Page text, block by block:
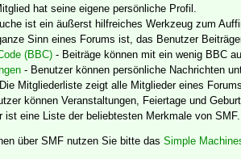
hat seine eigene persönliche Profil.
ist ein äußerst hilfreiches Werkzeug zum
Sinn eines Forums ist, das Benutzer
(BBC)- Beiträge können mit ein wenig BBC
- Benutzer können persönliche Nachrichten
Mitgliederliste zeigt alle Mitglieder eines Forums.
können Veranstaltungen, Feiertage und
ist eine Liste der beliebtesten Merkmale von SMF.
über SMF nutzen Sie bitte das Simple